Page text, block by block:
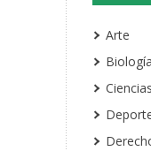
Arte
Biología